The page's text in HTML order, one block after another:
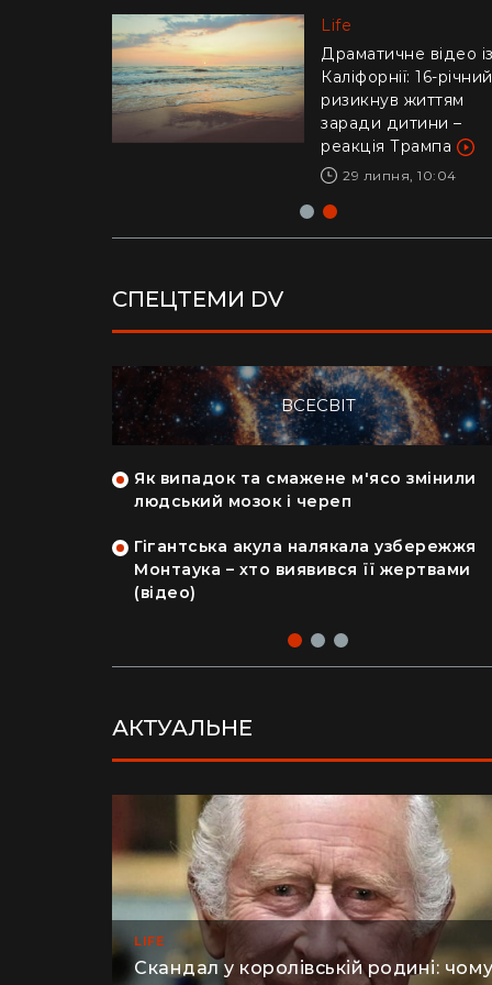
"Це було дуже
стрьомно": українка
відверто пояснила,
чому покинула
заради Азії
28 липня, 17:04
Life
Драматичне відео із
Каліфорнії: 16-річний
ризикнув життям
заради дитини –
реакція Трампа
29 липня, 10:04
СПЕЦТЕМИ DV
ВСЕСВІТ
Як випадок та смажене м'ясо змінили
людський мозок і череп
Гігантська акула налякала узбережжя
Монтаука – хто виявився її жертвами
(відео)
АКТУАЛЬНЕ
LIFE
Скандал у королівській родині: чому